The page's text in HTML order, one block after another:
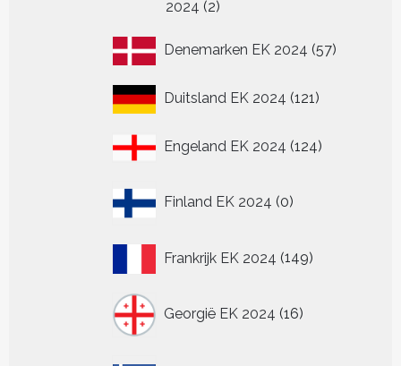
2024 22
Denemarken EK 2024 5757
Duitsland EK 2024 121121
Engeland EK 2024 124124
Finland EK 2024 0
producten
Frankrijk EK 2024 149149
Georgië EK 2024 16
producten